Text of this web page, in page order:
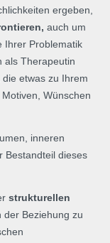
ergeben,
auch um
Ihrer Problematik
als Therapeutin
etwas zu Ihrem
Wünschen
inneren
Bestandteil dieses
strukturellen
der Beziehung zu